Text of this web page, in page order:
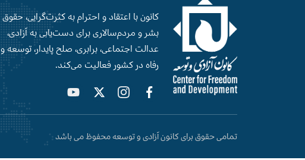
کانون با اعتقاد و احترام به کثرت‌گرایی، حقوق
بشر و‌ مردم‌سالاری برای دست‌‌یابی به آزادی،
عدالت اجتماعی، برابری، صلح‌ پایدار، توسعه و
رفاه در کشور فعالیت می‌کند.
تمامی حقوق برای کانون آزادی و توسعه محفوظ می باشد